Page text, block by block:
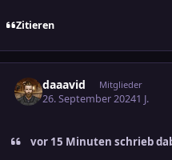
Zitieren
daaavid Mitglieder
26. September 20241 J.
vor 15 Minuten schrieb